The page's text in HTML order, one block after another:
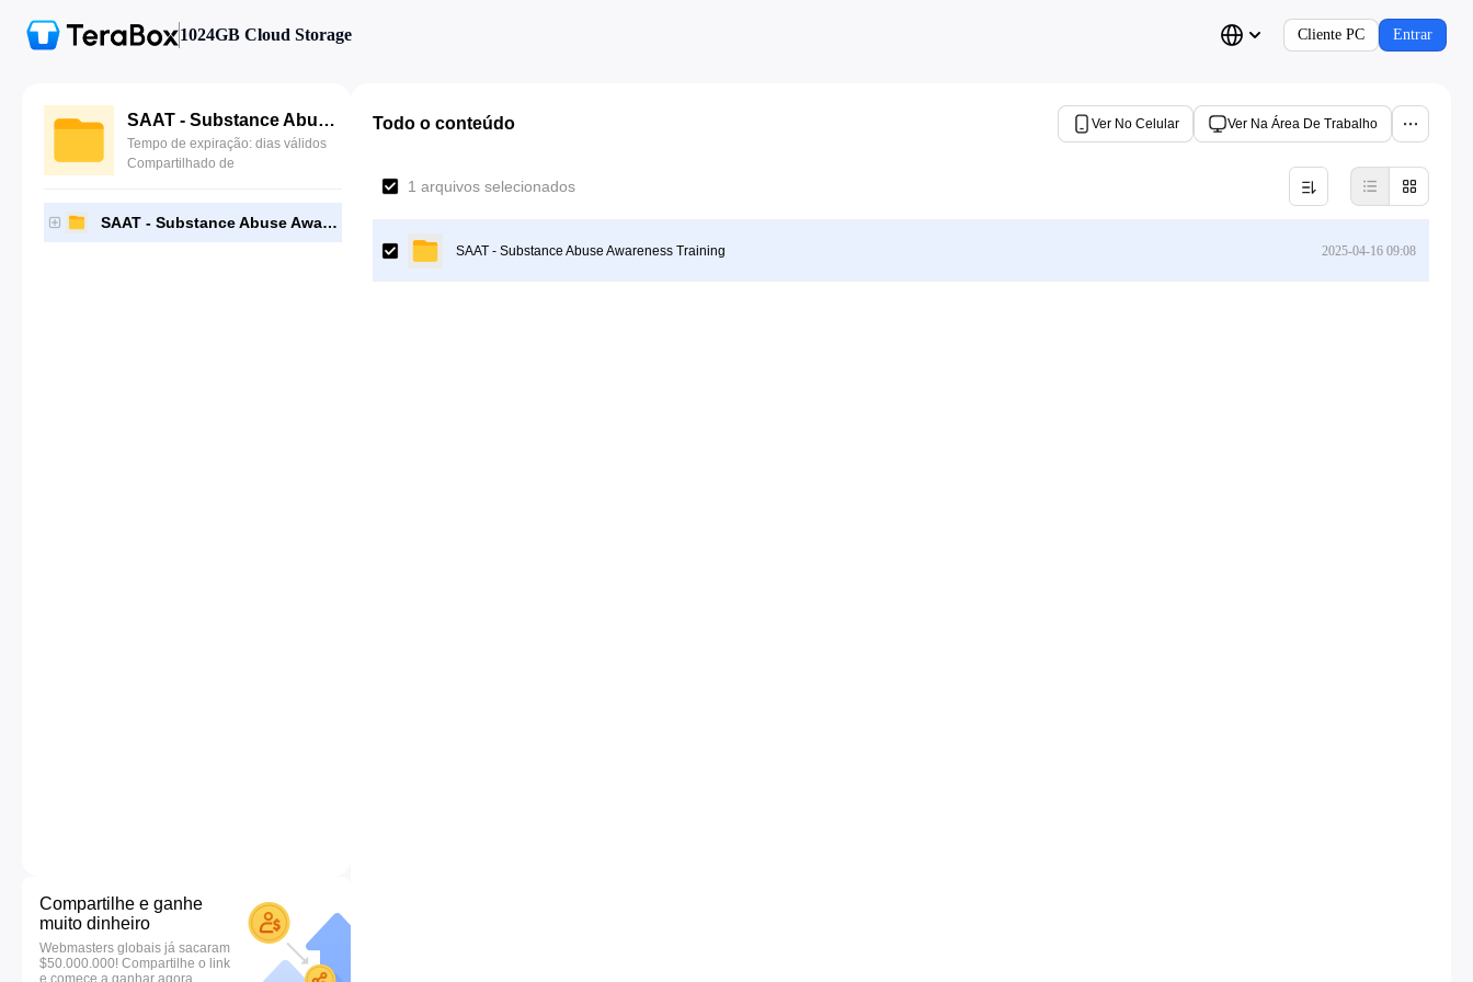
1024GB Cloud Storage Cliente PC Entrar
SAAT - Substance Abuse Awareness Training
Tempo de expiração: dias válidos
Compartilhado de
SAAT - Substance Abuse Awareness Training
Compartilhe e ganhe
muito dinheiro
Webmasters globais já sacaram
$50.000.000! Compartilhe o link
e comece a ganhar agora.
Todo o conteúdo Ver No Celular Ver Na Área De Trabalho
1 arquivos selecionados
SAAT - Substance Abuse Awareness Training 2025-04-16 09:08